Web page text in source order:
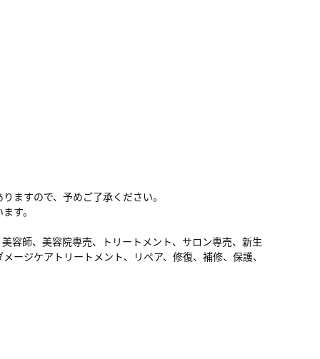
ますので、予めご了承ください。
す。
容師、美容院専売、トリートメント、サロン専売、新生
ージケアトリートメント、リペア、修復、補修、保護、